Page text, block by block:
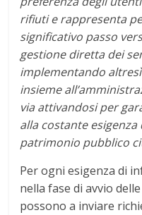
rifiuti e rappresenta
significativo passo
gestione diretta dei
implementando
insieme
via attivandosi per
alla costante
patrimonio pubblico
Per ogni esigenza di
nella fase di avvio
possono a inviare